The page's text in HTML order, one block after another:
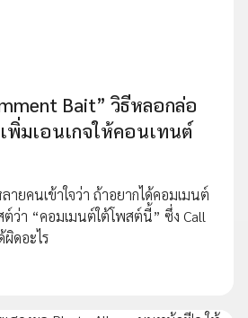
Bait” วิธีหลอกล่อ
พิ่มเอนเกจให้คอนเทนต์
ายคนเข้าใจว่า ถ้าอยากได้คอมเมนต์
ว่า “คอมเมนต์ใต้โพสต์นี้” ซึ่ง Call
ดอะไร